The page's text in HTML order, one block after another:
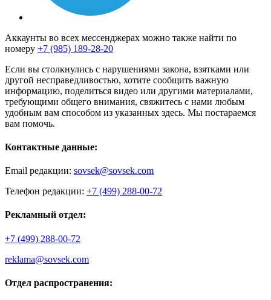
Аккаунты во всех мессенджерах можно также найти по
номеру +7 (985) 189-28-20
Если вы столкнулись с нарушениями закона, взятками или
другой несправедливостью, хотите сообщить важную
информацию, поделиться видео или другими материалами,
требующими общего внимания, свяжитесь с нами любым
удобным вам способом из указанных здесь. Мы постараемся
вам помочь.
Контактные данные:
Email редакции: sovsek@sovsek.com
Телефон редакции: +7 (499) 288-00-72
Рекламный отдел:
+7 (499) 288-00-72
reklama@sovsek.com
Отдел распространения: